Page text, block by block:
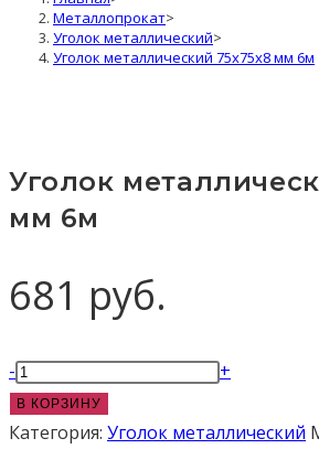
Металлопрокат>
Уголок металлический>
Уголок металлический 75x75x8 мм 6м
Уголок
мм 6м
681 руб.
Количество
товара
Уголок
- +
В КОРЗИНУ
Категория: Уголок металлический